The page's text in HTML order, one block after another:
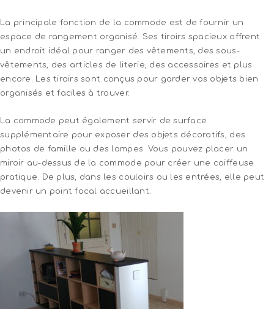
La principale fonction de la commode est de fournir un
espace de rangement organisé. Ses tiroirs spacieux offrent
un endroit idéal pour ranger des vêtements, des sous-
vêtements, des articles de literie, des accessoires et plus
encore. Les tiroirs sont conçus pour garder vos objets bien
organisés et faciles à trouver.
La commode peut également servir de surface
supplémentaire pour exposer des objets décoratifs, des
photos de famille ou des lampes. Vous pouvez placer un
miroir au-dessus de la commode pour créer une coiffeuse
pratique. De plus, dans les couloirs ou les entrées, elle peut
devenir un point focal accueillant.